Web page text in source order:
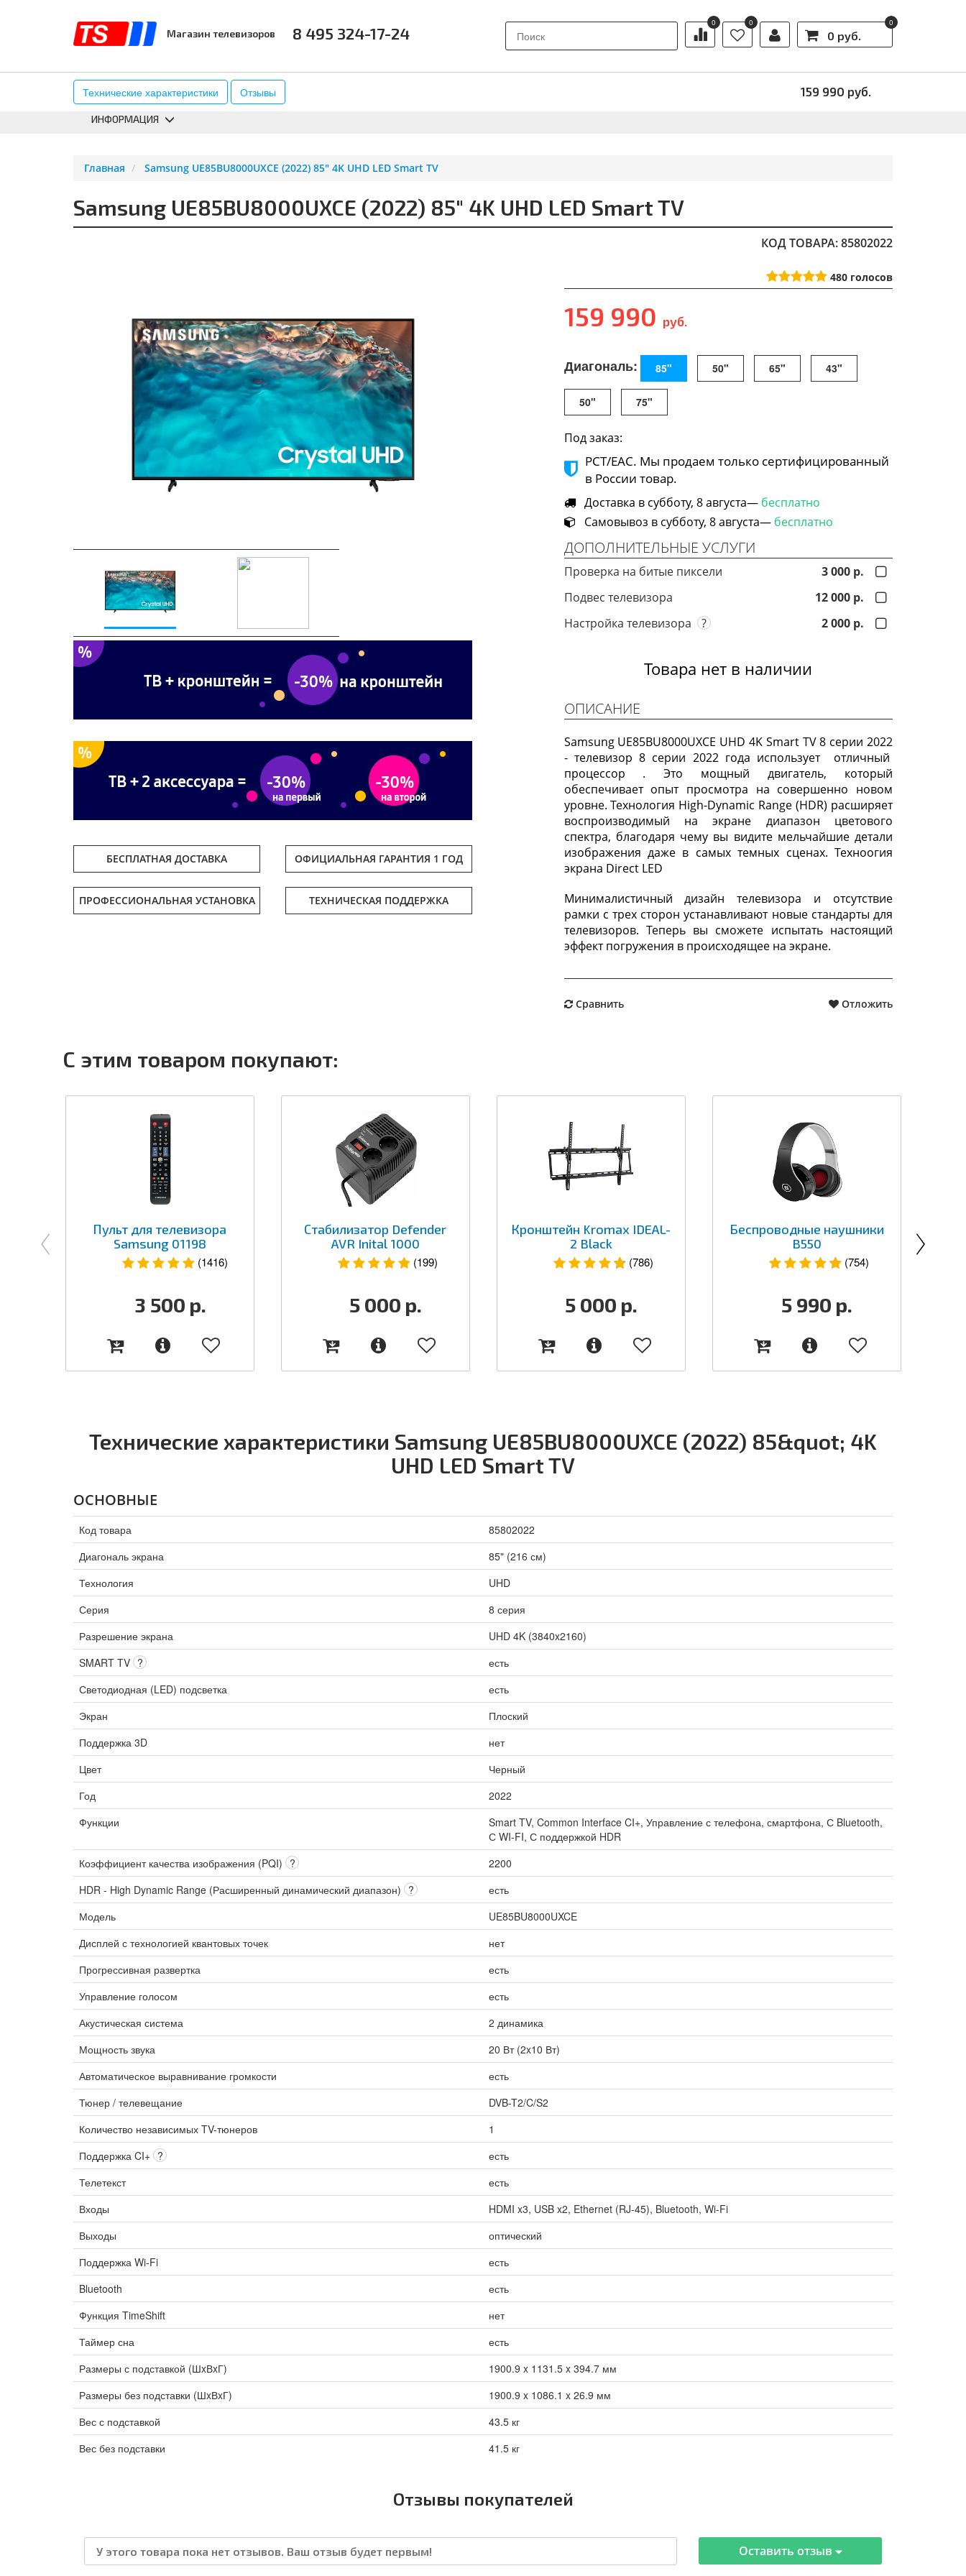
Магазин телевизоров 8 495 324-17-24
0 0
0 руб.
0
Технические характеристики Отзывы 159 990 руб.
КАТАЛОГ АКСЕССУАРЫ
ИНФОРМАЦИЯ
Главная Samsung UE85BU8000UXCE (2022) 85" 4K UHD LED Smart TV
Samsung UE85BU8000UXCE (2022) 85" 4K UHD LED Smart TV
КОД ТОВАРА: 85802022
БЕСПЛАТНАЯ ДОСТАВКА ОФИЦИАЛЬНАЯ ГАРАНТИЯ 1 ГОД
ТЕХНИЧЕСКАЯ ПОДДЕРЖКА
ПРОФЕССИОНАЛЬНАЯ УСТАНОВКА
480 голосов
159 990 руб.
Диагональ: 85" 50" 65" 43"
50" 75"
Под заказ:
РСТ/ЕАС. Мы продаем только сертифицированный
в России товар.
Доставка в субботу, 8 августа— бесплатно
Самовывоз в субботу, 8 августа— бесплатно
ДОПОЛНИТЕЛЬНЫЕ УСЛУГИ
Проверка на битые пиксели
3 000 р.
Подвес телевизора
12 000 р.
Настройка телевизора
? 2 000 р.
Товара нет в наличии
ОПИСАНИЕ
Samsung UE85BU8000UXCE UHD 4K Smart TV 8 серии 2022
- телевизор 8 серии 2022 года использует отличный
процессор . Это мощный двигатель, который
обеспечивает опыт просмотра на совершенно новом
уровне. Технология High-Dynamic Range (HDR) расширяет
воспроизводимый на экране диапазон цветового
спектра, благодаря чему вы видите мельчайшие детали
изображения даже в самых темных сценах. Техноогия
экрана Direct LED
Минималистичный дизайн телевизора и отсутствие
рамки с трех сторон устанавливают новые стандарты для
телевизоров. Теперь вы сможете испытать настоящий
эффект погружения в происходящее на экране.
Сравнить Отложить
С этим товаром покупают:
Пульт для телевизора
Samsung 01198
(1416)
3 500 р.
Стабилизатор Defender
AVR Inital 1000
(199)
5 000 р.
Кронштейн Kromax IDEAL-
2 Black
(786)
5 000 р.
Беспроводные наушники
B550
(754)
5 990 р.
Технические характеристики Samsung UE85BU8000UXCE (2022) 85&quot; 4K
UHD LED Smart TV
ОСНОВНЫЕ
Код товара
85802022
Диагональ экрана
85" (216 см)
Технология
UHD
Серия
8 серия
Разрешение экрана
UHD 4K (3840x2160)
SMART TV ?
есть
Светодиодная (LED) подсветка
есть
Экран
Плоский
Поддержка 3D
нет
Цвет
Черный
Год
2022
Функции
Smart TV, Common Interface CI+, Управление с телефона, смартфона, С Bluetooth,
С WI-FI, С поддержкой HDR
Коэффициент качества изображения (PQI) ?
2200
HDR - High Dynamic Range (Расширенный динамический диапазон) ?
есть
Модель
UE85BU8000UXCE
Дисплей с технологией квантовых точек
нет
Прогрессивная развертка
есть
Управление голосом
есть
Акустическая система
2 динамика
Мощность звука
20 Вт (2x10 Вт)
Автоматическое выравнивание громкости
есть
Тюнер / телевещание
DVB-T2/C/S2
Количество независимых TV-тюнеров
1
Поддержка CI+ ?
есть
Телетекст
есть
Входы
HDMI x3, USB x2, Ethernet (RJ-45), Bluetooth, Wi-Fi
Выходы
оптический
Поддержка Wi-Fi
есть
Bluetooth
есть
Функция TimeShift
нет
Таймер сна
есть
Размеры с подставкой (ШxВxГ)
1900.9 x 1131.5 x 394.7 мм
Размеры без подставки (ШxВxГ)
1900.9 x 1086.1 x 26.9 мм
Вес с подставкой
43.5 кг
Вес без подставки
41.5 кг
Отзывы покупателей
У этого товара пока нет отзывов. Ваш отзыв будет первым! Оставить отзыв